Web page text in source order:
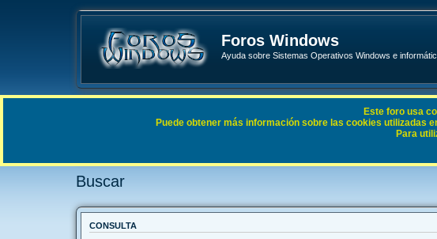
Foros Windows
Ayuda sobre Sistemas Operativos Windows e
Enlaces rápidos FAQ
Buscar
CONSULTA
Este foro usa
Puede obtener más información sobre las cookies utilizadas
Para